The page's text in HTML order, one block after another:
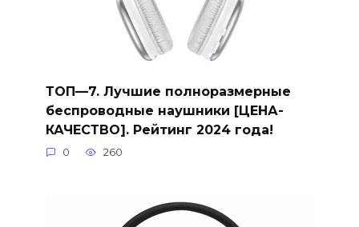
ТОП—7. Лучшие полноразмерные
беспроводные наушники [ЦЕНА-
КАЧЕСТВО]. Рейтинг 2024 года!
0 260